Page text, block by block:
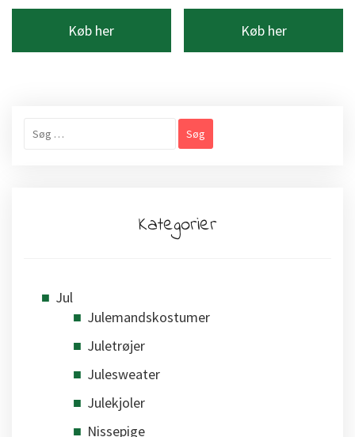
var:
Køb her Køb her
efter:
Kategorier
Jul
Julemandskostumer
Juletrøjer
Julesweater
Julekjoler
Nissepige